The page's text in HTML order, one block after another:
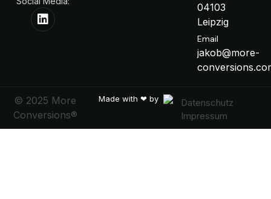
04103
Leipzig
Email
jakob@more-
Datenschutz
Impressum
Made with ❤ by
© 2025 More
Conversions®